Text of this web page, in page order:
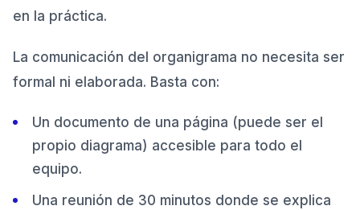
en la práctica.
La comunicación del organigrama no necesita ser
formal ni elaborada. Basta con:
Un documento de una página (puede ser el
propio diagrama) accesible para todo el
equipo.
Una reunión de 30 minutos donde se explica